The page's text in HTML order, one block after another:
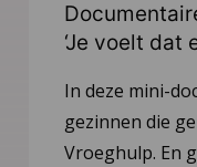
‘Je voelt dat
In deze mini-
gezinnen die
Vroeghulp. En